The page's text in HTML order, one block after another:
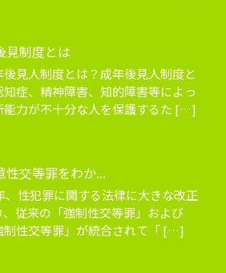
見制度とは
見人制度とは？成年後見人制度と
知症、精神障害、知的障害等によっ
能力が不十分な人を保護するた […]
性交等罪をわか...
、性犯罪に関する法律に大きな改正
、従来の「強制性交等罪」および
制性交等罪」が統合されて「 […]